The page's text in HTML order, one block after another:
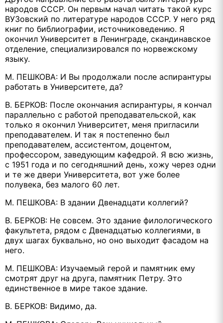
народов СССР. Он первым начал читать такой курс
ВУЗовский по литературе народов СССР. У него ряд
книг по библиографии, источниковедению. Я
окончил Университет в Ленинграде, скандинавское
отделение, специализировался по норвежскому
языку.
М. ПЕШКОВА: И Вы продолжали после аспирантуры
работать в Университете, да?
В. БЕРКОВ: После окончания аспирантуры, я кончал
параллельно с работой преподавательской, как
только я окончил Университет, меня пригласили
преподавателем. И так я постепенно был
преподавателем, ассистентом, доцентом,
профессором, заведующим кафедрой. Я всю жизнь,
с 1951 года и по сегодняшний день, хожу через одни
и те же двери Университета, вот уже более
полувека, без малого 60 лет.
М. ПЕШКОВА: В здании Двенадцати коллегий?
В. БЕРКОВ: Не совсем. Это здание филологического
факультета, рядом с Двенадцатью коллегиями, в
двух шагах буквально, но оно выходит фасадом на
него.
М. ПЕШКОВА: Изучаемый герой и памятник ему
смотрят друг на друга, памятник Петру. Это
единственное в мире такое здание.
В. БЕРКОВ: Видимо, да.